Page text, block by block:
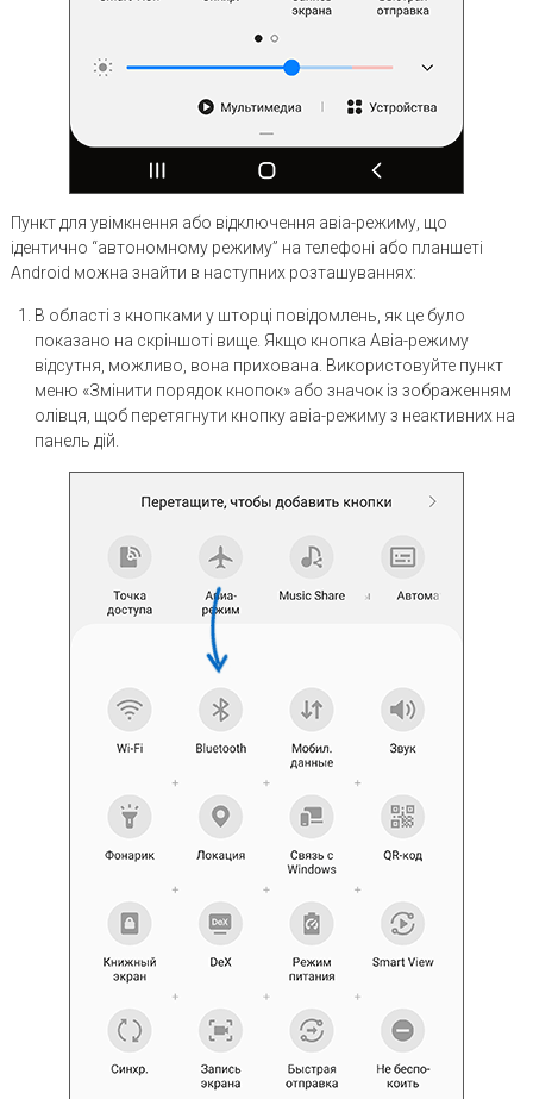
Пункт для увімкнення або відключення авіа-режиму, що
ідентично “автономному режиму” на телефоні або планшеті
Android можна знайти в наступних розташуваннях:
В області з кнопками у шторці повідомлень, як це було
показано на скріншоті вище. Якщо кнопка Авіа-режиму
відсутня, можливо, вона прихована. Використовуйте пункт
меню «Змінити порядок кнопок» або значок із зображенням
олівця, щоб перетягнути кнопку авіа-режиму з неактивних на
панель дій.